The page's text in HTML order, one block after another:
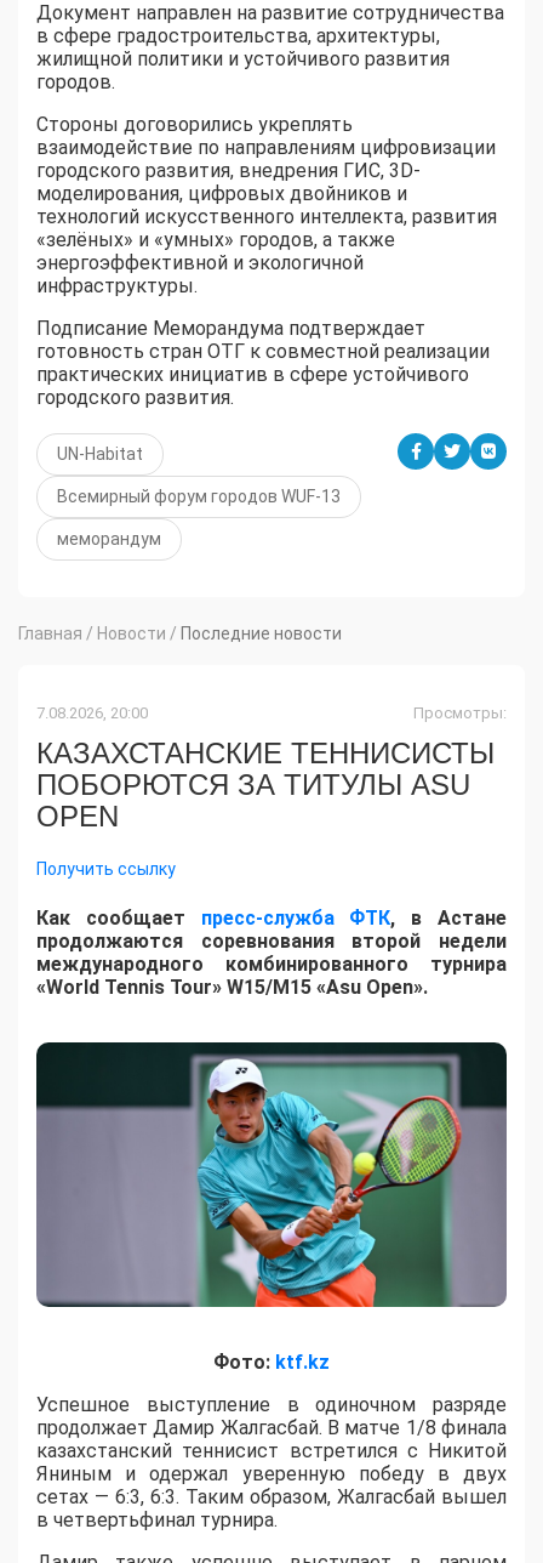
Документ направлен на развитие сотрудничества
в сфере градостроительства, архитектуры,
жилищной политики и устойчивого развития
городов.
Стороны договорились укреплять
взаимодействие по направлениям цифровизации
городского развития, внедрения ГИС, 3D-
моделирования, цифровых двойников и
технологий искусственного интеллекта, развития
«зелёных» и «умных» городов, а также
энергоэффективной и экологичной
инфраструктуры.
Подписание Меморандума подтверждает
готовность стран ОТГ к совместной реализации
практических инициатив в сфере устойчивого
городского развития.
UN-Habitat
Всемирный форум городов WUF-13
меморандум
Главная / Новости / Последние новости
7.08.2026, 20:00 Просмотры:
КАЗАХСТАНСКИЕ ТЕННИСИСТЫ
ПОБОРЮТСЯ ЗА ТИТУЛЫ ASU
OPEN
Получить ссылку
Как сообщает пресс-служба ФТК, в Астане
продолжаются соревнования второй недели
международного комбинированного турнира
«World Tennis Tour» W15/M15 «Asu Open».
Фото: ktf.kz
Успешное выступление в одиночном разряде
продолжает Дамир Жалгасбай. В матче 1/8 финала
казахстанский теннисист встретился с Никитой
Яниным и одержал уверенную победу в двух
сетах — 6:3, 6:3. Таким образом, Жалгасбай вышел
в четвертьфинал турнира.